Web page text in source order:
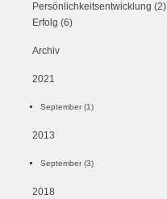
Persönlichkeitsentwicklung (2)
Erfolg (6)
Archiv
2021
September (1)
2013
September (3)
2018